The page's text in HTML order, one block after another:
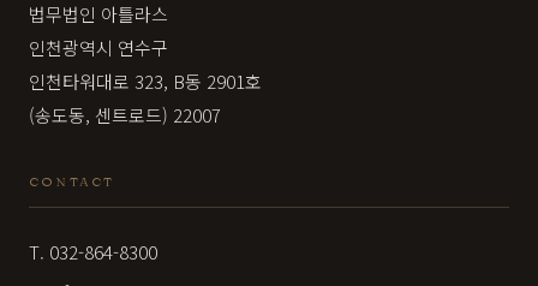
법무법인 아틀라스
인천광역시 연수구
인천타워대로 323, B동 2901호
(송도동, 센트로드) 22007
CONTACT
T. 032-864-8300